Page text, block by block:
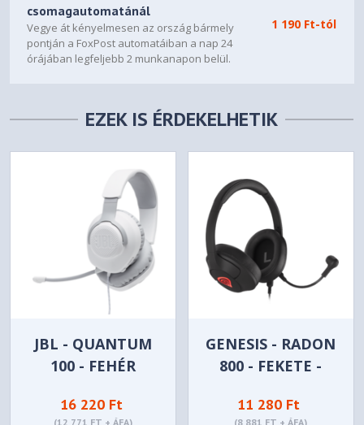
csomagautomatánál
Vegye át kényelmesen az ország bármely
pontján a FoxPost automatáiban a nap 24
órájában legfeljebb 2 munkanapon belül.
1 190 Ft-tól
EZEK IS ÉRDEKELHETIK
JBL - QUANTUM
100 - FEHÉR
16 220 Ft
(12 771 FT + ÁFA)
GENESIS - RADON
800 - FEKETE -
11 280 Ft
(8 881 FT + ÁFA)